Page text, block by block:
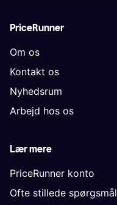
PriceRunner
Om os
Kontakt os
Nyhedsrum
Arbejd hos os
Lær mere
PriceRunner konto
Ofte stillede spørgsmål